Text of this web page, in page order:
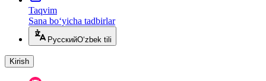
Taqvim
Sana bo‘yicha tadbirlar
РусскийO‘zbek tili
Kirish